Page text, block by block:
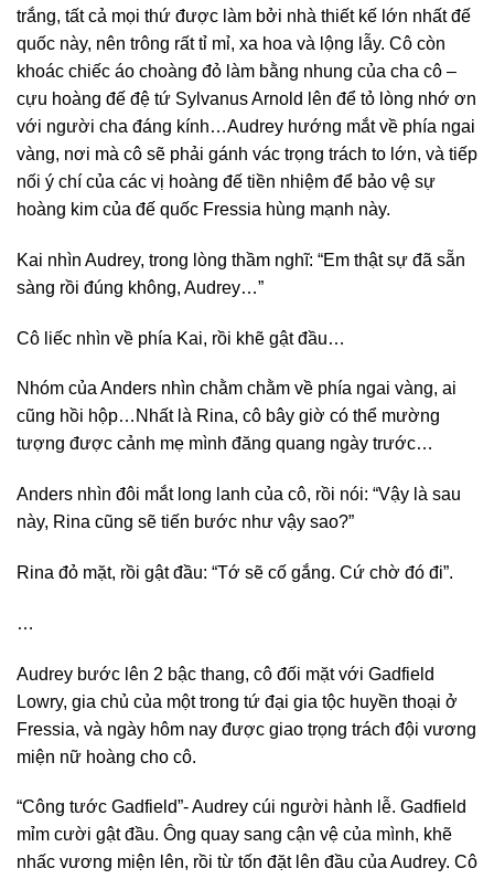
trắng, tất cả mọi thứ được làm bởi nhà thiết kế lớn nhất đế
quốc này, nên trông rất tỉ mỉ, xa hoa và lộng lẫy. Cô còn
khoác chiếc áo choàng đỏ làm bằng nhung của cha cô –
cựu hoàng đế đệ tứ Sylvanus Arnold lên để tỏ lòng nhớ ơn
với người cha đáng kính…Audrey hướng mắt về phía ngai
vàng, nơi mà cô sẽ phải gánh vác trọng trách to lớn, và tiếp
nối ý chí của các vị hoàng đế tiền nhiệm để bảo vệ sự
hoàng kim của đế quốc Fressia hùng mạnh này.
Kai nhìn Audrey, trong lòng thầm nghĩ: “Em thật sự đã sẵn
sàng rồi đúng không, Audrey…”
Cô liếc nhìn về phía Kai, rồi khẽ gật đầu…
Nhóm của Anders nhìn chằm chằm về phía ngai vàng, ai
cũng hồi hộp…Nhất là Rina, cô bây giờ có thể mường
tượng được cảnh mẹ mình đăng quang ngày trước…
Anders nhìn đôi mắt long lanh của cô, rồi nói: “Vậy là sau
này, Rina cũng sẽ tiến bước như vậy sao?”
Rina đỏ mặt, rồi gật đầu: “Tớ sẽ cố gắng. Cứ chờ đó đi”.
…
Audrey bước lên 2 bậc thang, cô đối mặt với Gadfield
Lowry, gia chủ của một trong tứ đại gia tộc huyền thoại ở
Fressia, và ngày hôm nay được giao trọng trách đội vương
miện nữ hoàng cho cô.
“Công tước Gadfield”- Audrey cúi người hành lễ. Gadfield
mỉm cười gật đầu. Ông quay sang cận vệ của mình, khẽ
nhấc vương miện lên, rồi từ tốn đặt lên đầu của Audrey. Cô